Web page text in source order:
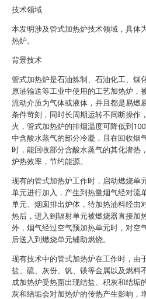
技术领域
本发明涉及管式加热炉技术领域，具体
热炉。
背景技术
管式加热炉是石油炼制、石油化工、煤
原油输送等工业中使用的工艺加热炉，
流动介质为气体或液体，并且都是易燃
条件苛刻，同时长周期运转不间断操作
火，管式加热炉的排烟温度可降低到
中含酸水蒸气的部分冷凝，且在回收烟
时，能回收部分含酸水蒸气的其化潜热
炉热效率，节约能源。
现有的管式加热炉工作时，启动燃烧单
单元进行加入，产生到热量烟气经对流
单元、烟囱排出炉体，待加热油料经由
热后，进入到辐射单元被燃烧器直接加
外，烟气经过空气预加热单元时，对空
后送入到燃烧单元辅助燃烧。
现有技术中的管式加热炉在工作时，由
盐、硫、灰份、钒、镁等金属以及燃料
成加热炉受热面出现结盐、积灰和结垢
灰和结垢会对加热炉的传热产生影响，